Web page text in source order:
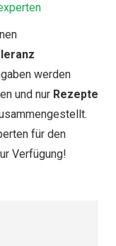
werden
und nur Rezepte
für den
Verfügung!